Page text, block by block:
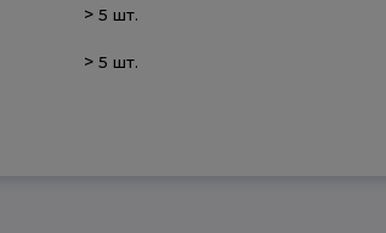
> 5 шт.
> 5 шт.